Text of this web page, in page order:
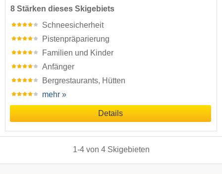
8 Stärken dieses Skigebiets
Schneesicherheit
Pistenpräparierung
Familien und Kinder
Anfänger
Bergrestaurants, Hütten
mehr »
Details
1-4von 4 Skigebieten